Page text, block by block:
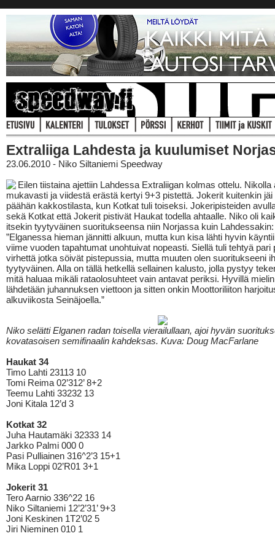
Extraliiga Lahdesta ja kuulumiset
23.06.2010 - Niko Siltaniemi Speedway
Eilen tiistaina ajettiin Lahdessa Extraliigan kolmas ottelu. Nikolla
mukavasti ja viidestä erästä kertyi 9+3 pistettä. Jokerit kuitenkin jäi
päähän kakkostilasta, kun Kotkat tuli toiseksi. Jokeripisteiden
sekä Kotkat että Jokerit pistivät Haukat todella ahtaalle. Niko oli
itsekin tyytyväinen suoritukseensa niin Norjassa kuin Lahdessakin:
”Elganessa hieman jännitti alkuun, mutta kun kisa lähti hyvin
viime vuoden tapahtumat unohtuivat nopeasti. Siellä tuli tehtyä pari
virhettä jotka söivät pistepussia, mutta muuten olen suoritukseeni
tyytyväinen. Alla on tällä hetkellä sellainen kalusto, jolla pystyy
mitä haluaa mikäli rataolosuhteet vain antavat periksi. Hyvillä
lähdetään juhannuksen viettoon ja sitten onkin Moottoriliiton
alkuviikosta Seinäjoella.”
Niko selätti Elganen radan toisella vierailullaan, ajoi hyvän
kovatasoisen semifinaalin kahdeksas. Kuva: Doug MacFarlane
Haukat 34
Timo Lahti 23113 10
Tomi Reima 02’312’ 8+2
Teemu Lahti 33232 13
Joni Kitala 12’d 3
Kotkat 32
Juha Hautamäki 32333 14
Jarkko Palmi 000 0
Pasi Pulliainen 316^2’3 15+1
Mika Loppi 02’R01 3+1
Jokerit 31
Tero Aarnio 336^22 16
Niko Siltaniemi 12’2’31’ 9+3
Joni Keskinen 1T2’02 5
Jiri Nieminen 010 1